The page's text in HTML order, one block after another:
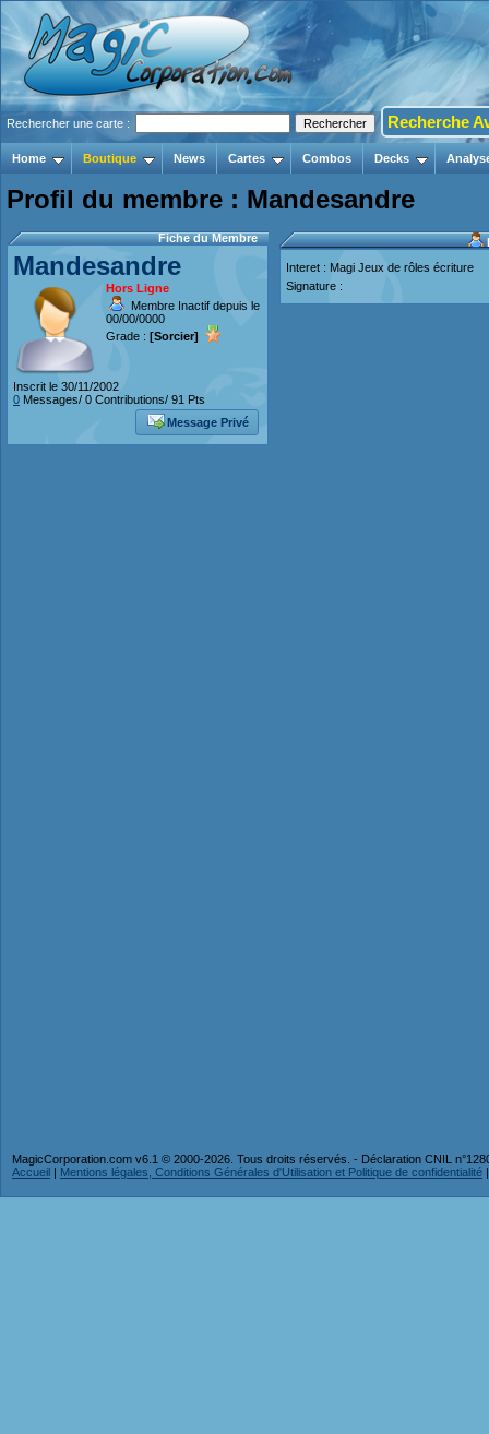
Rechercher une carte : Recherche
Home Boutique News Cartes Combos Decks
Profil du membre : Mandesandre
Fiche du Membre
Mandesandre
Hors Ligne
Membre Inactif depuis le
00/00/0000
Grade : [Sorcier]
Inscrit le 30/11/2002
0 Messages/ 0 Contributions/ 91 Pts
Message Privé
Interet : Magi Jeux de rôles écriture
Signature :
MagicCorporation.com v6.1 © 2000-2026. Tous droits réservés. - Déclaration CNIL
Accueil | Mentions légales, Conditions Générales d'Utilisation et Politique de confidentialité